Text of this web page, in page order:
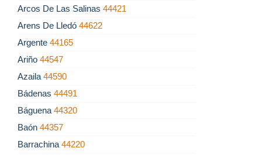
Arcos De Las Salinas 44421
Arens De Lledó 44622
Argente 44165
Ariño 44547
Azaila 44590
Bádenas 44491
Báguena 44320
Baón 44357
Barrachina 44220